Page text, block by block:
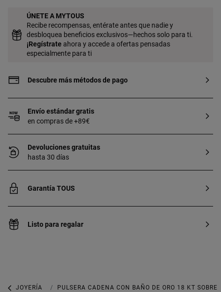
calidad garantiza una mayor durabilidad
de la joya.
ÚNETE A MYTOUS
Recibe recompensas, entérate antes que nadie y
desbloquea beneficios exclusivos—hechos solo para ti.
¡Regístrate ahora y accede a ofertas pensadas
especialmente para ti
Descubre más métodos de pago
Envío estándar gratis
en compras de +89€
Devoluciones gratuitas
hasta 30 días
Garantía TOUS
Listo para regalar
JOYERÍA JOYAS CON GEMAS
PULSERA CADENA CON BAÑO DE ORO 18 KT SOBRE